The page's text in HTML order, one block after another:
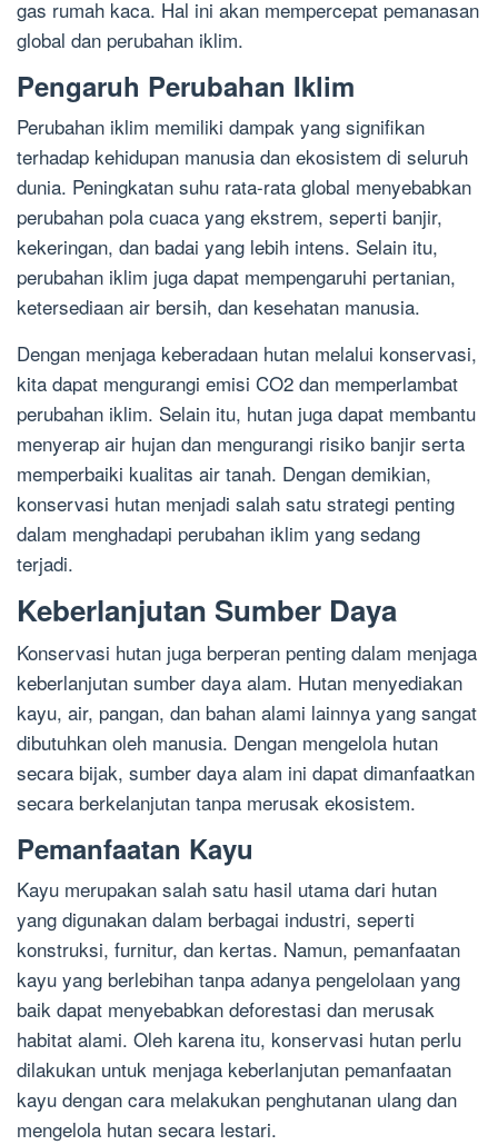
gas rumah kaca. Hal ini akan mempercepat pemanasan
global dan perubahan iklim.
Pengaruh Perubahan Iklim
Perubahan iklim memiliki dampak yang signifikan
terhadap kehidupan manusia dan ekosistem di seluruh
dunia. Peningkatan suhu rata-rata global menyebabkan
perubahan pola cuaca yang ekstrem, seperti banjir,
kekeringan, dan badai yang lebih intens. Selain itu,
perubahan iklim juga dapat mempengaruhi pertanian,
ketersediaan air bersih, dan kesehatan manusia.
Dengan menjaga keberadaan hutan melalui konservasi,
kita dapat mengurangi emisi CO2 dan memperlambat
perubahan iklim. Selain itu, hutan juga dapat membantu
menyerap air hujan dan mengurangi risiko banjir serta
memperbaiki kualitas air tanah. Dengan demikian,
konservasi hutan menjadi salah satu strategi penting
dalam menghadapi perubahan iklim yang sedang
terjadi.
Keberlanjutan Sumber Daya
Konservasi hutan juga berperan penting dalam menjaga
keberlanjutan sumber daya alam. Hutan menyediakan
kayu, air, pangan, dan bahan alami lainnya yang sangat
dibutuhkan oleh manusia. Dengan mengelola hutan
secara bijak, sumber daya alam ini dapat dimanfaatkan
secara berkelanjutan tanpa merusak ekosistem.
Pemanfaatan Kayu
Kayu merupakan salah satu hasil utama dari hutan
yang digunakan dalam berbagai industri, seperti
konstruksi, furnitur, dan kertas. Namun, pemanfaatan
kayu yang berlebihan tanpa adanya pengelolaan yang
baik dapat menyebabkan deforestasi dan merusak
habitat alami. Oleh karena itu, konservasi hutan perlu
dilakukan untuk menjaga keberlanjutan pemanfaatan
kayu dengan cara melakukan penghutanan ulang dan
mengelola hutan secara lestari.